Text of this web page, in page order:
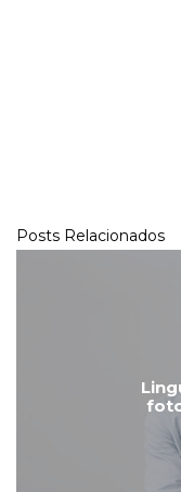
Posts Relacionados